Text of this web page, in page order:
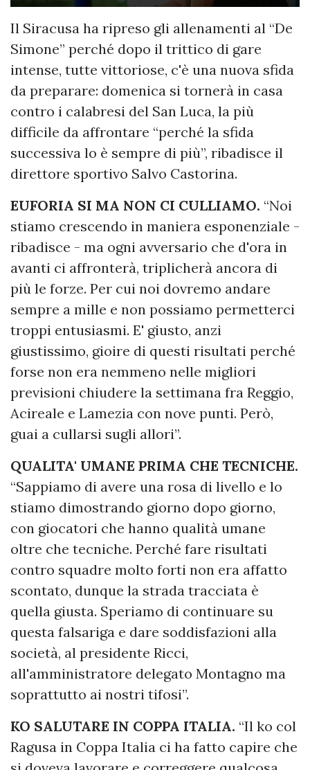
Il Siracusa ha ripreso gli allenamenti al “De
Simone” perché dopo il trittico di gare
intense, tutte vittoriose, c'è una nuova sfida
da preparare: domenica si tornerà in casa
contro i calabresi del San Luca, la più
difficile da affrontare “perché la sfida
successiva lo è sempre di più”, ribadisce il
direttore sportivo Salvo Castorina.
EUFORIA SI MA NON CI CULLIAMO. “Noi
stiamo crescendo in maniera esponenziale -
ribadisce - ma ogni avversario che d'ora in
avanti ci affronterà, triplicherà ancora di
più le forze. Per cui noi dovremo andare
sempre a mille e non possiamo permetterci
troppi entusiasmi. E' giusto, anzi
giustissimo, gioire di questi risultati perché
forse non era nemmeno nelle migliori
previsioni chiudere la settimana fra Reggio,
Acireale e Lamezia con nove punti. Però,
guai a cullarsi sugli allori”.
QUALITA' UMANE PRIMA CHE TECNICHE.
“Sappiamo di avere una rosa di livello e lo
stiamo dimostrando giorno dopo giorno,
con giocatori che hanno qualità umane
oltre che tecniche. Perché fare risultati
contro squadre molto forti non era affatto
scontato, dunque la strada tracciata è
quella giusta. Speriamo di continuare su
questa falsariga e dare soddisfazioni alla
società, al presidente Ricci,
all'amministratore delegato Montagno ma
soprattutto ai nostri tifosi”.
KO SALUTARE IN COPPA ITALIA. “Il ko col
Ragusa in Coppa Italia ci ha fatto capire che